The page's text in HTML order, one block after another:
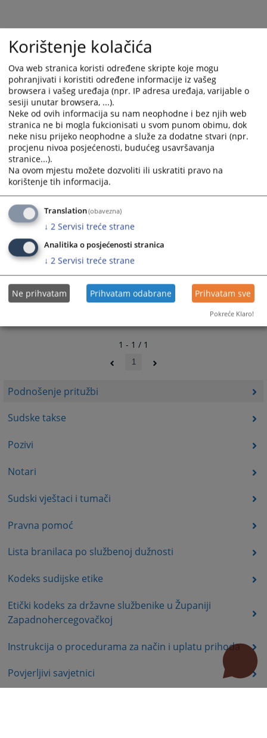
Podnošenje pritužbi
Sudske takse
Pozivi
Notari
Sudski vještaci i tumači
Pravna pomoć
Lista branilaca po službenoj dužnosti
Kodeks sudijske etike
Etički kodeks za državne službenike u Županiji
Zapadnohercegovačkoj
Instrukcija o procedurama za način i uplatu prihoda
Povjerljivi savjetnici
key
to
get
the
keyboard
shortcuts
for
changing
dates.
key
to
get
the
keyboard
shortcuts
for
changing
dates.
1 - 1 / 1
1
Korištenje kolačića
Ova web stranica koristi određene skripte koje mogu
pohranjivati i koristiti određene informacije iz vašeg
browsera i vašeg uređaja (npr. IP adresa uređaja, varijable o
sesiji unutar browsera, ...).
Neke od ovih informacija su nam neophodne i bez njih web
stranica ne bi mogla fukcionisati u svom punom obimu, dok
neke nisu prijeko neophodne a služe za dodatne stvari (npr.
procjenu nivoa posjećenosti, budućeg usavršavanja
stranice...).
Na ovom mjestu možete dozvoliti ili uskratiti pravo na
korištenje tih informacija.
Translation(obavezna)
↓ 2 Servisi treće strane
Analitika o posjećenosti stranica
↓ 2 Servisi treće strane
Ne prihvatam Prihvatam odabrane Prihvatam sve
Pokreće Klaro!